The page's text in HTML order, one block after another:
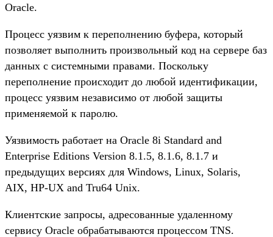
Oracle.
Процесс уязвим к переполнению буфера, который
позволяет выполнить произвольный код на сервере баз
данных с системными правами. Поскольку
переполнение происходит до любой идентификации,
процесс уязвим независимо от любой защиты
применяемой к паролю.
Уязвимость работает на Oracle 8i Standard and
Enterprise Editions Version 8.1.5, 8.1.6, 8.1.7 и
предыдущих версиях для Windows, Linux, Solaris,
AIX, HP-UX and Tru64 Unix.
Клиентские запросы, адресованные удаленному
сервису Oracle обрабатываются процессом TNS.